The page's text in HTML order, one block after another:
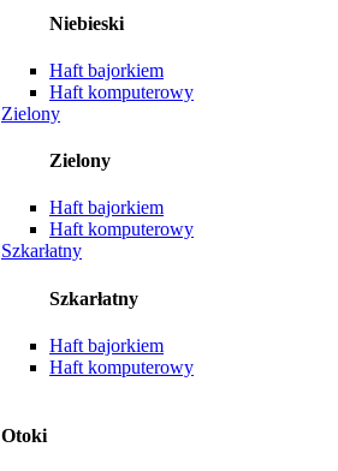
Niebieski
Haft bajorkiem
Haft komputerowy
Zielony
Zielony
Haft bajorkiem
Haft komputerowy
Szkarłatny
Szkarłatny
Haft bajorkiem
Haft komputerowy
Otoki